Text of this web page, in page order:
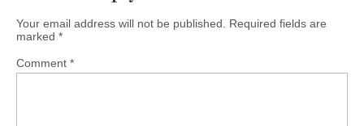
Your email address will not be published.
Required fields are
marked *
Comment *